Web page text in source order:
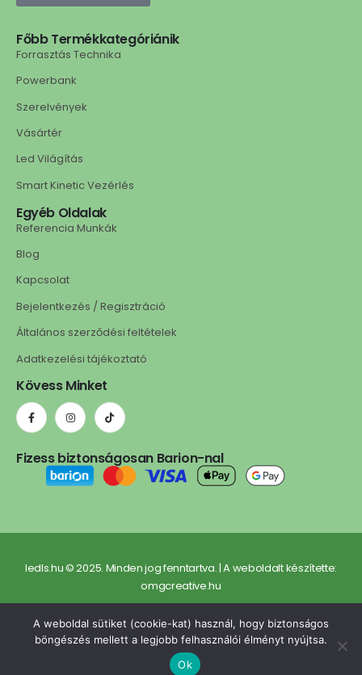
Főbb Termékkategóriánik
Forrasztás Technika
Powerbank
Szerelvények
Vásártér
Led Világítás
Smart Kinetic Vezérlés
Egyéb Oldalak
Referencia Munkák
Blog
Kapcsolat
Bejelentkezés / Regisztráció
Általános szerződési feltételek
Adatkezelési tájékoztató
Kövess Minket
Fizess biztonságosan Barion-nal
ledls.hu © 2025. Minden jog fenntartva. | A weboldalt készítette:
omgcreative.hu
A weboldal sütiket (cookie-kat) használ, hogy biztonságos
böngészés mellett a legjobb felhasználói élményt nyújtsa.
Ok